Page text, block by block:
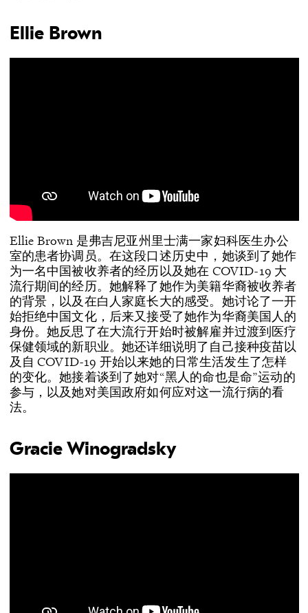
Ellie Brown
Ellie Brown 是弗吉尼亚州里士满一家妇科医生办公
室的患者协调员。在这段口述历史中，她谈到了她作
为一名中国被收养者的经历以及她在 COVID-19 大
流行期间的经历。她解释了她作为美籍华裔被收养者
的背景，以及在白人家庭长大的感受。她讨论了一开
始拒绝中国文化，后来又接受了她作为华裔美国人的
身份。她反思了在大流行开始时被解雇并过渡到医疗
保健领域的新职业。她还详细说明了自己接种疫苗以
及自 COVID-19 开始以来她的日常生活发生了怎样
的变化。她接着谈到了她对“黑人的命也是命”运动的
参与，以及她对美国政府如何应对这一流行病的看
法。
Gracie Winogradsky